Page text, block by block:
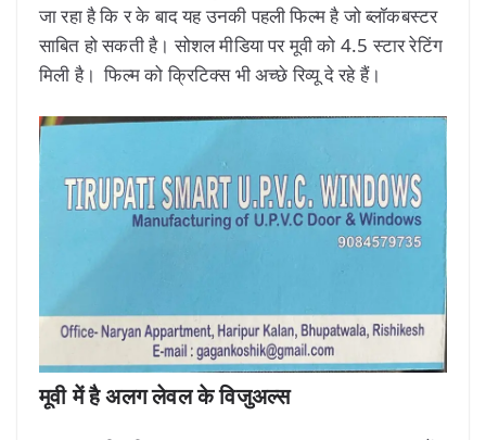
जा रहा है कि र के बाद यह उनकी पहली फिल्म है जो ब्लॉकबस्टर
साबित हो सकती है। सोशल मीडिया पर मूवी को 4.5 स्टार रेटिंग
मिली है। फिल्म को क्रिटिक्स भी अच्छे रिव्यू दे रहे हैं।
मूवी में है अलग लेवल के विजुअल्स